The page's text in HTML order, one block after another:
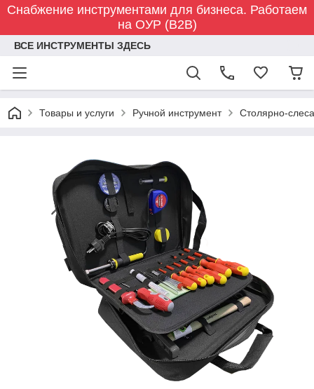
Снабжение инструментами для бизнеса. Работаем
на ОУР (B2B)
ВСЕ ИНСТРУМЕНТЫ ЗДЕСЬ
Товары и услуги Ручной инструмент Столярно-